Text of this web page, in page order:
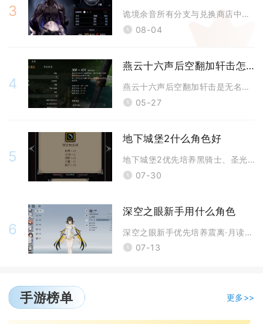
3
诡境余音所有分支与兑换商店中，优先级最高的选择为狂级烙印先行者，其次是
08-04
4
燕云十六声后空翻加轩击怎么做
燕云十六声后空翻加轩击是无名剑法的核心连招，操作关键在于特殊技后空翻的
05-27
5
地下城堡2什么角色好
地下城堡2优先培养黑骑士、圣光贤者、岩浆法师、夜莺、龙猎五大核心角色，
07-30
6
深空之眼新手用什么角色
深空之眼新手优先培养震离·月读、潮音·波塞冬、真红·丰前坊天狗，抽到哈
07-13
手游榜单 更多>>